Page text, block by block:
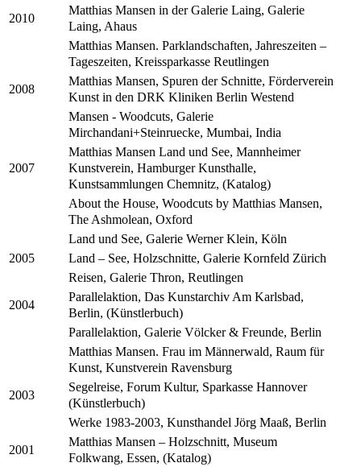
2010
Matthias Mansen in der Galerie Laing, Galerie
Laing, Ahaus
Matthias Mansen. Parklandschaften, Jahreszeiten –
Tageszeiten, Kreissparkasse Reutlingen
2008
Matthias Mansen, Spuren der Schnitte, Förderverein
Kunst in den DRK Kliniken Berlin Westend
Mansen - Woodcuts, Galerie
Mirchandani+Steinruecke, Mumbai, India
2007
Matthias Mansen Land und See, Mannheimer
Kunstverein, Hamburger Kunsthalle,
Kunstsammlungen Chemnitz, (Katalog)
About the House, Woodcuts by Matthias Mansen,
The Ashmolean, Oxford
Land und See, Galerie Werner Klein, Köln
2005
Land – See, Holzschnitte, Galerie Kornfeld Zürich
Reisen, Galerie Thron, Reutlingen
2004
Parallelaktion, Das Kunstarchiv Am Karlsbad,
Berlin, (Künstlerbuch)
Parallelaktion, Galerie Völcker & Freunde, Berlin
Matthias Mansen. Frau im Männerwald, Raum für
Kunst, Kunstverein Ravensburg
2003
Segelreise, Forum Kultur, Sparkasse Hannover
(Künstlerbuch)
Werke 1983-2003, Kunsthandel Jörg Maaß, Berlin
2001
Matthias Mansen – Holzschnitt, Museum
Folkwang, Essen, (Katalog)